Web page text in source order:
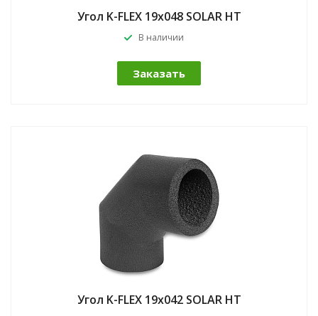
Угол K-FLEX 19x048 SOLAR HT
В наличии
Заказать
Угол K-FLEX 19x042 SOLAR HT